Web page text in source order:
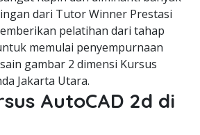
dari Tutor Winner Prestasi
pelatihan dari tahap
memulai penyempurnaan
gambar 2 dimensi Kursus
Jakarta Utara.
AutoCAD 2d di